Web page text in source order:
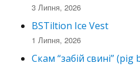
3 Липня, 2026
BSTiltion Ice Vest
1 Липня, 2026
Скам “забій свині”